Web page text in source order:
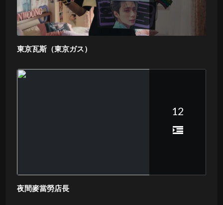
東京瓦斯（東京ガス）
12
夜間麥當勞店長